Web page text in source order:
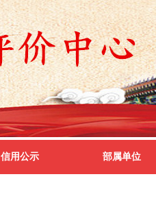
信用公示 部属单位